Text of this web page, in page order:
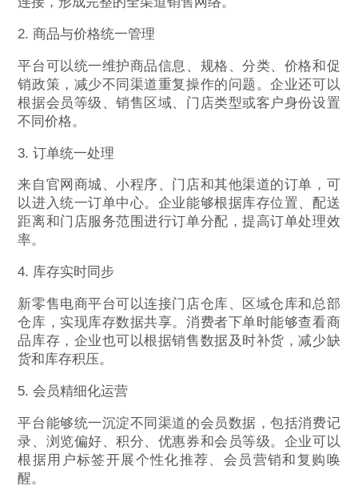
2. 商品与价格统一管理
平台可以统一维护商品信息、规格、分类、价格和促
销政策，减少不同渠道重复操作的问题。企业还可以
根据会员等级、销售区域、门店类型或客户身份设置
不同价格。
3. 订单统一处理
来自官网商城、小程序、门店和其他渠道的订单，可
以进入统一订单中心。企业能够根据库存位置、配送
距离和门店服务范围进行订单分配，提高订单处理效
率。
4. 库存实时同步
新零售电商平台可以连接门店仓库、区域仓库和总部
仓库，实现库存数据共享。消费者下单时能够查看商
品库存，企业也可以根据销售数据及时补货，减少缺
货和库存积压。
5. 会员精细化运营
平台能够统一沉淀不同渠道的会员数据，包括消费记
录、浏览偏好、积分、优惠券和会员等级。企业可以
根据用户标签开展个性化推荐、会员营销和复购唤
醒。